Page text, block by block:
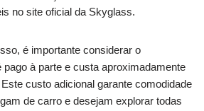
no site oficial da Skyglass.
é importante considerar o
pago à parte e custa aproximadamente
custo adicional garante comodidade
de carro e desejam explorar todas